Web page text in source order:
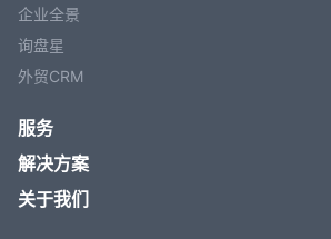
企业全景
询盘星
外贸CRM
服务
解决方案
关于我们